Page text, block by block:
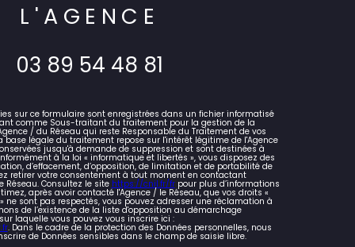
L'AGENCE
03 89 54 48 81
sur ce formulaire sont enregistrées dans un fichier informatisé
comme Sous-traitant du traitement pour la gestion de la
/ du Réseau qui reste Responsable du Traitement de vos
base légale du traitement repose sur l'intérêt légitime de l'Agence
jusqu'à demande de suppression et sont destinées à
à la loi « informatique et libertés », vous disposez des
d’effacement, d’opposition, de limitation et de portabilité de
retirer votre consentement à tout moment en contactant
Réseau. Consultez le site https://cnil.fr/frpour plus d’informations
après avoir contacté l'Agence / le Réseau, que vos droits «
ne sont pas respectés, vous pouvez adresser une réclamation à
de l’existence de la liste d'opposition au démarchage
laquelle vous pouvez vous inscrire ici :
. Dans le cadre de la protection des Données personnelles, nous
de Données sensibles dans le champ de saisie libre.